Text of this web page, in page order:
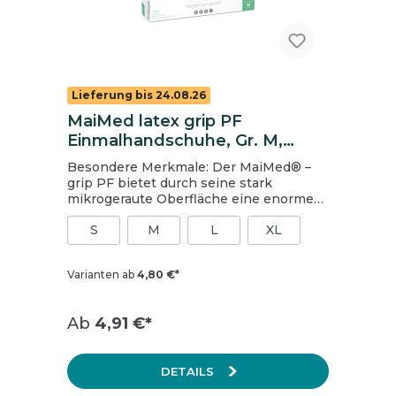
Lieferung bis 24.08.26
MaiMed latex grip PF
Einmalhandschuhe, Gr. M,
natur, ungepudert
Besondere Merkmale: Der MaiMed® –
grip PF bietet durch seine stark
mikrogeraute Oberfläche eine enorme
Griffigkeit und ein sicheres Halten von
Instrumenten und anderen
Gerätschaften. Die
Innenseite des Handschuhs ermöglicht
niedergelassenen Bereich mit
und ambulante Pflegeeinrichtungen.
Hochwertiger Latexhandschuh mit
Polymerbeschichtung! Latex unsteril
S M L XL
Varianten ab 4,80 €*
Ab 4,91 €*
DETAILS